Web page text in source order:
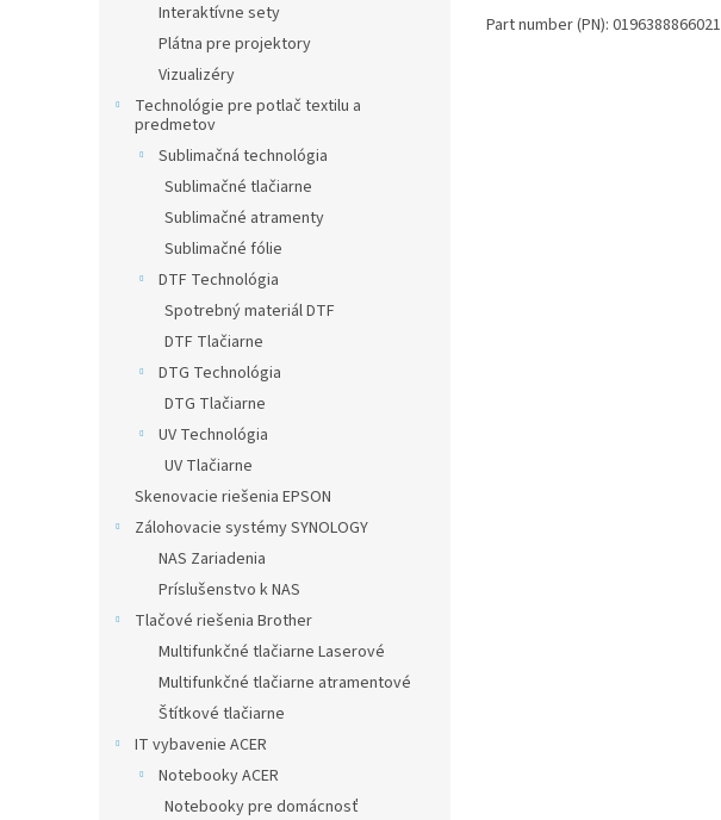
Interaktívne sety
Plátna pre projektory
Vizualizéry
Technológie pre potlač textilu a
predmetov
Sublimačná technológia
Sublimačné tlačiarne
Sublimačné atramenty
Sublimačné fólie
DTF Technológia
Spotrebný materiál DTF
DTF Tlačiarne
DTG Technológia
DTG Tlačiarne
UV Technológia
UV Tlačiarne
Skenovacie riešenia EPSON
Zálohovacie systémy SYNOLOGY
NAS Zariadenia
Príslušenstvo k NAS
Tlačové riešenia Brother
Multifunkčné tlačiarne Laserové
Multifunkčné tlačiarne atramentové
Štítkové tlačiarne
IT vybavenie ACER
Notebooky ACER
Notebooky pre domácnosť
Part number (PN): 0196388866021